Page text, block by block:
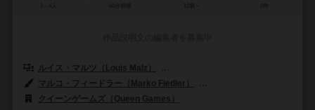
ルイス・マルツ（Louis Malz）
マルコ・フィードラー（Marko Fiedler）
クイーンゲームズ（Queen Games）